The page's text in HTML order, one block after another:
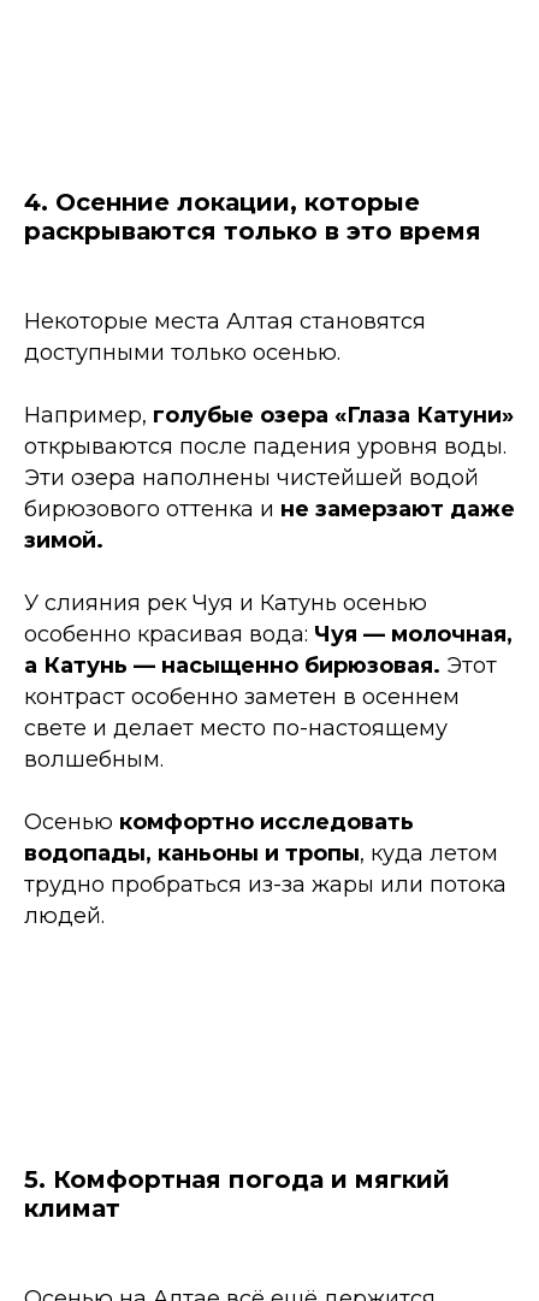
4. Осенние локации, которые
раскрываются только в это время
Некоторые места Алтая становятся
доступными только осенью.
Например, голубые озера «Глаза Катуни»
открываются после падения уровня воды.
Эти озера наполнены чистейшей водой
бирюзового оттенка и не замерзают даже
зимой.
У слияния рек Чуя и Катунь осенью
особенно красивая вода: Чуя — молочная,
а Катунь — насыщенно бирюзовая. Этот
контраст особенно заметен в осеннем
свете и делает место по-настоящему
волшебным.
Осенью комфортно исследовать
водопады, каньоны и тропы, куда летом
трудно пробраться из-за жары или потока
людей.
5. Комфортная погода и мягкий
климат